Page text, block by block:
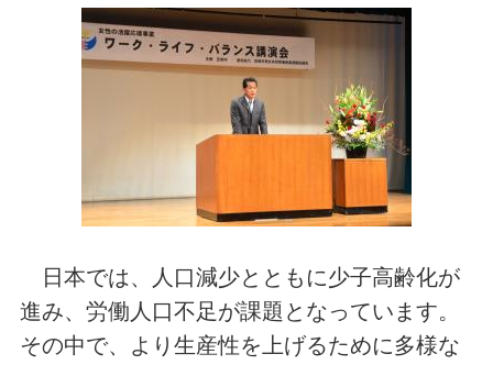
日本では、人口減少とともに少子高齢化が
進み、労働人口不足が課題となっています。
その中で、より生産性を上げるために多様な